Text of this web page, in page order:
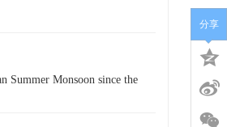
Summer Monsoon since the
分享